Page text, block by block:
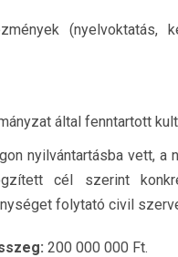
(nyelvoktatás,
által fenntartott
nyilvántartásba vett, a
cél szerint
folytató civil
200 000 000 Ft.